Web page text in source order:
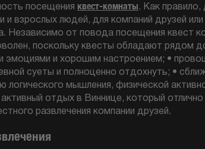
посещения квест-комнаты. Как правило,
взрослых людей, для компаний друзей
Независимо от повода посещения квест
поскольку квесты обладают рядом
эмоциями и хорошим настроением; •
суеты и полноценно отдохнуть; •
логического мышления, физической
активный отдых в Виннице, который
развлечения компании друзей.